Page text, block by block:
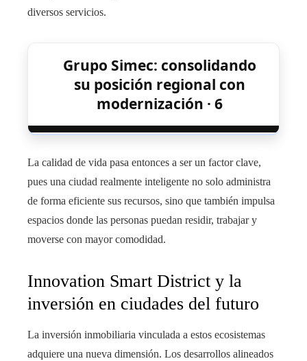
diversos servicios.
Grupo Simec: consolidando
su posición regional con
modernización · 6
La calidad de vida pasa entonces a ser un factor clave,
pues una ciudad realmente inteligente no solo administra
de forma eficiente sus recursos, sino que también impulsa
espacios donde las personas puedan residir, trabajar y
moverse con mayor comodidad.
Innovation Smart District y la
inversión en ciudades del futuro
La inversión inmobiliaria vinculada a estos ecosistemas
adquiere una nueva dimensión. Los desarrollos alineados